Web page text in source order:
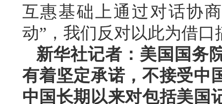
互惠基础上通过对话协
动”，我们反对以此为借口
新华社记者：美国国务
有着坚定承诺，不接受中
中国长期以来对包括美国